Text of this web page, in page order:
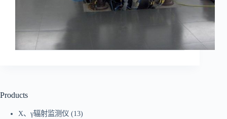
Products
X、γ辐射监测仪 (13)